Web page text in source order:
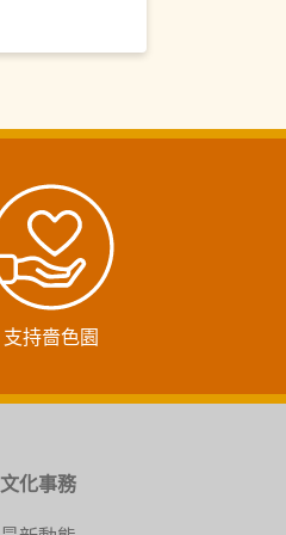
支持嗇色園
文化事務